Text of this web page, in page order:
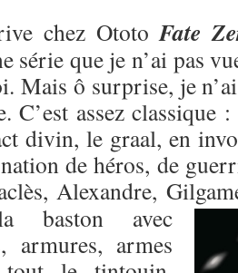
chez OtotoFate
série que je n’ai pas
Mais ô surprise, je
C’est assez classique
divin, le graal, en
de héros, de
Alexandre,
baston avec
armures, armes